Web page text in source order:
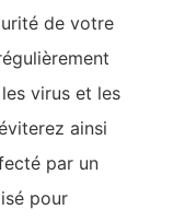
de votre
virus et les
ainsi
par un
pour